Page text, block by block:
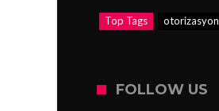
Top Tags otorizasyon
FOLLOW US